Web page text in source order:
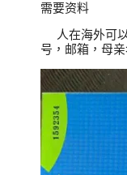
需要资料
人在海外可
号，邮箱，母